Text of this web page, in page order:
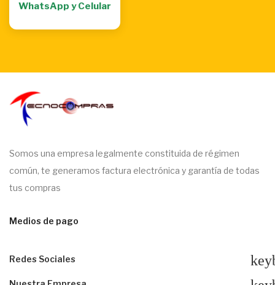
WhatsApp y Celular
Somos una empresa legalmente constituida de régimen
común, te generamos factura electrónica y garantía de todas
tus compras
Medios de pago
Redes Sociales